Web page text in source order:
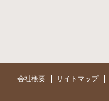
会社概要 サイトマップ